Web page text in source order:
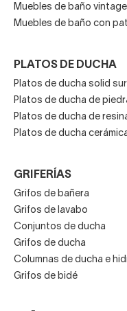
Muebles de baño vintage
Muebles de baño con
PLATOS DE DUCHA
Platos de ducha solid
Platos de ducha de
Platos de ducha de
Platos de ducha
GRIFERÍAS
Grifos de bañera
Grifos de lavabo
Conjuntos de ducha
Grifos de ducha
Columnas de ducha e
Grifos de bidé